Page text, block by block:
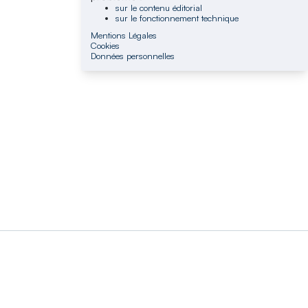
sur le contenu éditorial
sur le fonctionnement technique
Mentions Légales
Cookies
Données personnelles